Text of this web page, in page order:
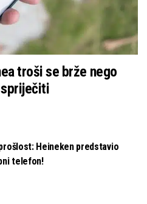
troši se brže nego
spriječiti
Heineken predstavio
telefon!